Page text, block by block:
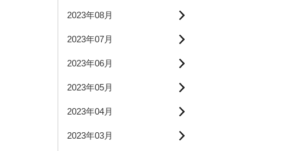
2023年08月
2023年07月
2023年06月
2023年05月
2023年04月
2023年03月